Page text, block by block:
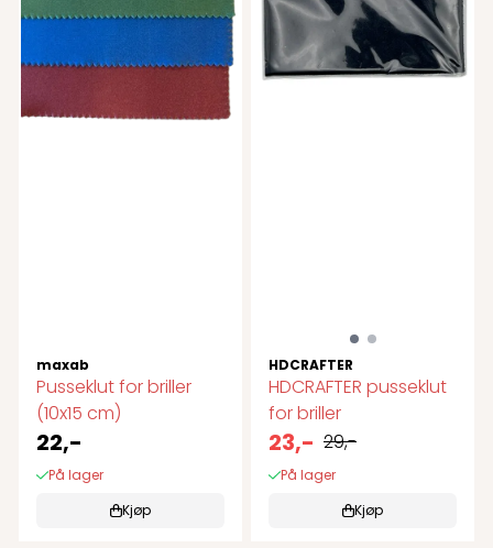
maxab
Pusseklut for briller
(10x15 cm)
22,-
På lager
Kjøp
HDCRAFTER
HDCRAFTER pusseklut
for briller
23,- 29,-
På lager
Kjøp